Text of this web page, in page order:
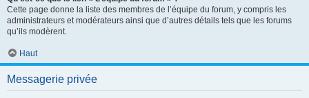
Cette page donne la liste des membres de l’équipe du forum, y compris les
administrateurs et modérateurs ainsi que d’autres détails tels que les forums
qu’ils modèrent.
Haut
Messagerie privée